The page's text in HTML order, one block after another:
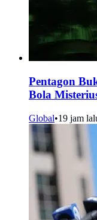
Pentagon
Bola
Global•19 jam